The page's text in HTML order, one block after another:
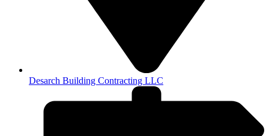
Desarch Building Contracting LLC